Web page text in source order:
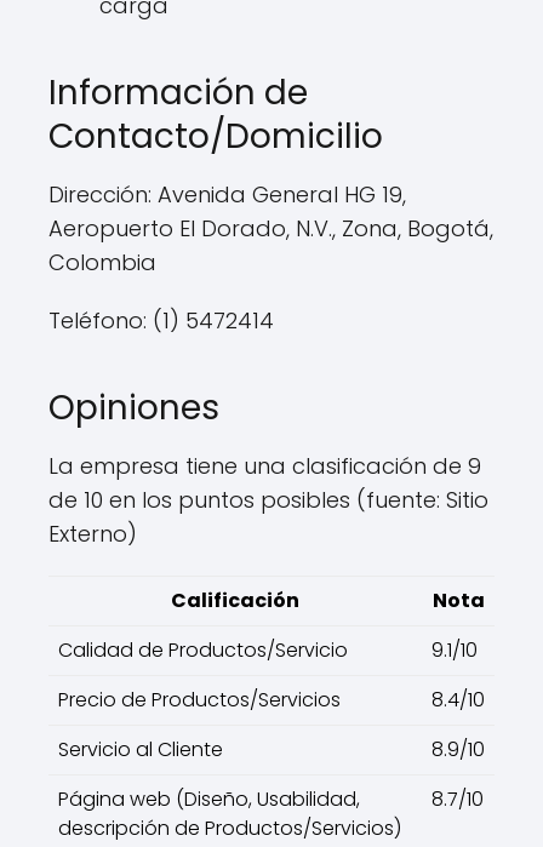
Información de
Contacto/Domicilio
Dirección: Avenida General HG 19,
Aeropuerto El Dorado, N.V., Zona, Bogotá,
Colombia
Teléfono: (1) 5472414
Opiniones
La empresa tiene una clasificación de 9
de 10 en los puntos posibles (fuente: Sitio
Externo)
Calificación
Nota
Calidad de Productos/Servicio
9.1/10
Precio de Productos/Servicios
8.4/10
Servicio al Cliente
8.9/10
Página web (Diseño, Usabilidad,
descripción de Productos/Servicios)
8.7/10